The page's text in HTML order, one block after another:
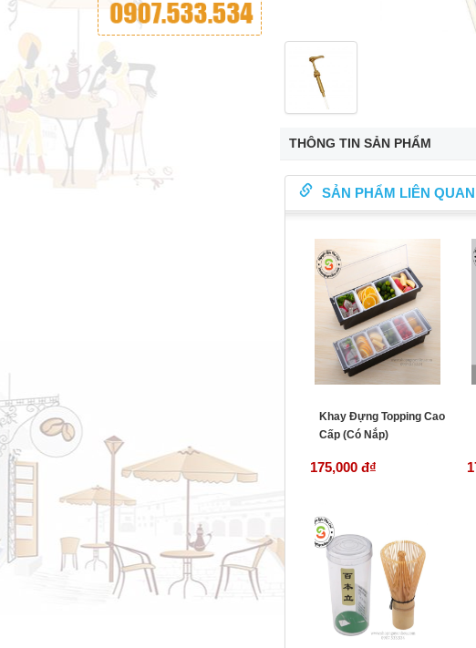
THÔNG TIN SẢN PHẨM
SẢN PHẨM LIÊN QUAN
Khay Đựng Topping Cao
Cấp (Có Nắp)
175,000 đ₫